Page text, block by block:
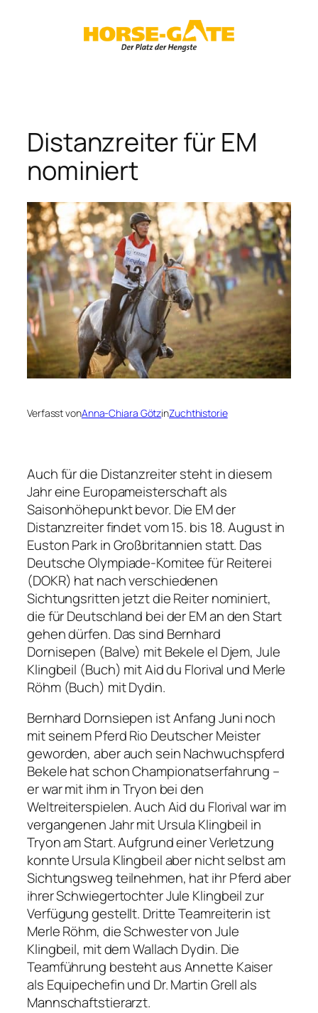
Distanzreiter für EM
nominiert
Verfasst vonAnna-Chiara GötzinZuchthistorie
Auch für die Distanzreiter steht in diesem
Jahr eine Europameisterschaft als
Saisonhöhepunkt bevor. Die EM der
Distanzreiter findet vom 15. bis 18. August in
Euston Park in Großbritannien statt. Das
Deutsche Olympiade-Komitee für Reiterei
(DOKR) hat nach verschiedenen
Sichtungsritten jetzt die Reiter nominiert,
die für Deutschland bei der EM an den Start
gehen dürfen. Das sind Bernhard
Dornisepen (Balve) mit Bekele el Djem, Jule
Klingbeil (Buch) mit Aid du Florival und Merle
Röhm (Buch) mit Dydin.
Bernhard Dornsiepen ist Anfang Juni noch
mit seinem Pferd Rio Deutscher Meister
geworden, aber auch sein Nachwuchspferd
Bekele hat schon Championatserfahrung –
er war mit ihm in Tryon bei den
Weltreiterspielen. Auch Aid du Florival war im
vergangenen Jahr mit Ursula Klingbeil in
Tryon am Start. Aufgrund einer Verletzung
konnte Ursula Klingbeil aber nicht selbst am
Sichtungsweg teilnehmen, hat ihr Pferd aber
ihrer Schwiegertochter Jule Klingbeil zur
Verfügung gestellt. Dritte Teamreiterin ist
Merle Röhm, die Schwester von Jule
Klingbeil, mit dem Wallach Dydin. Die
Teamführung besteht aus Annette Kaiser
als Equipechefin und Dr. Martin Grell als
Mannschaftstierarzt.